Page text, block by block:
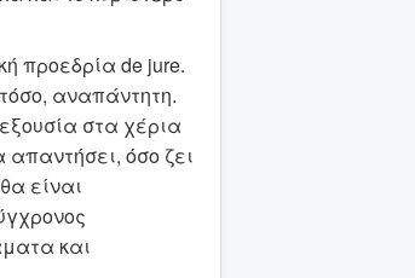
προεδρία de jure.
αναπάντητη.
στα χέρια
όσο ζει
είναι
και